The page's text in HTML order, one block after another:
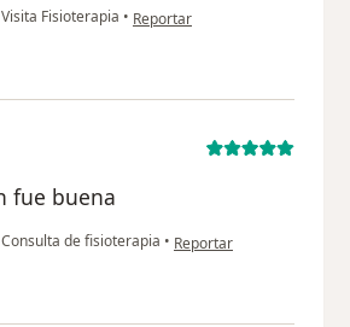
Visita Fisioterapia • en opinión del usuario Sergio
Reportar
fue buena
Consulta de fisioterapia • en opinión del usuario DL
Reportar